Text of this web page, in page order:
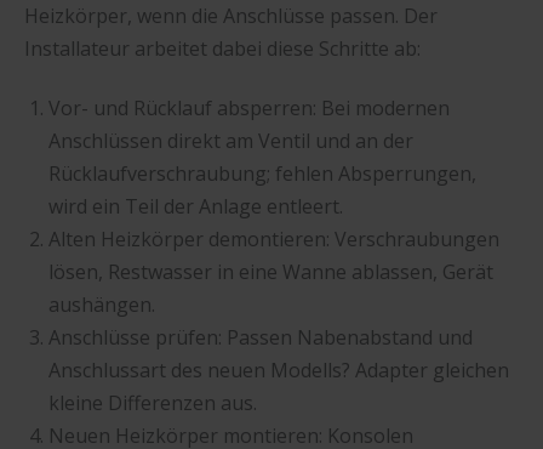
Heizkörper, wenn die Anschlüsse passen. Der
Installateur arbeitet dabei diese Schritte ab:
Vor- und Rücklauf absperren: Bei modernen
Anschlüssen direkt am Ventil und an der
Rücklaufverschraubung; fehlen Absperrungen,
wird ein Teil der Anlage entleert.
Alten Heizkörper demontieren: Verschraubungen
lösen, Restwasser in eine Wanne ablassen, Gerät
aushängen.
Anschlüsse prüfen: Passen Nabenabstand und
Anschlussart des neuen Modells? Adapter gleichen
kleine Differenzen aus.
Neuen Heizkörper montieren: Konsolen